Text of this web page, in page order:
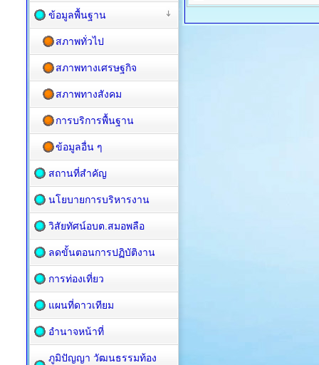
ข้อมูลพื้นฐาน
สภาพทั่วไป
สภาพทางเศรษฐกิจ
สภาพทางสังคม
การบริการพื้นฐาน
ข้อมูลอื่น ๆ
สถานที่สำคัญ
นโยบายการบริหารงาน
วิสัยทัศน์อบต.สมอพลือ
ลดขั้นตอนการปฏิบัติงาน
การท่องเที่ยว
แผนที่ดาวเทียม
อำนาจหน้าที่
ภูมิปัญญา วัฒนธรรมท้อง